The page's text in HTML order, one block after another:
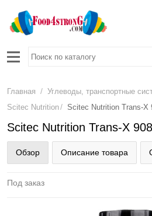
Главная / Углеводы, транспортные
Scitec Nutrition/ Scitec Nutrition Trans-X
Scitec Nutrition Trans-X
Обзор Описание товара
Под заказ